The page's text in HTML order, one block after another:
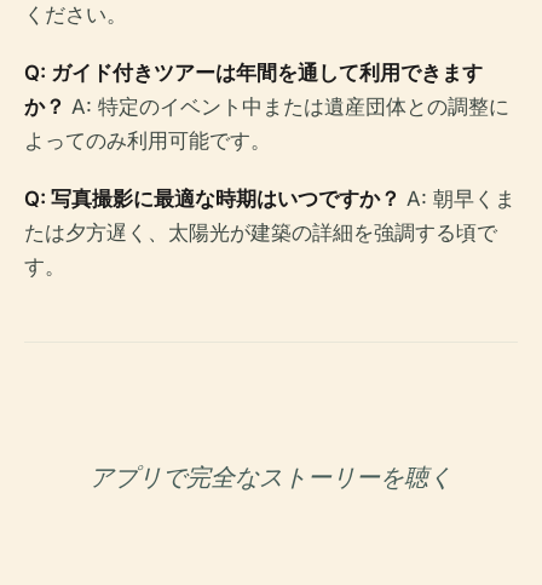
ください。
Q: ガイド付きツアーは年間を通して利用できます
か？ A: 特定のイベント中または遺産団体との調整に
よってのみ利用可能です。
Q: 写真撮影に最適な時期はいつですか？ A: 朝早くま
たは夕方遅く、太陽光が建築の詳細を強調する頃で
す。
アプリで完全なストーリーを聴く